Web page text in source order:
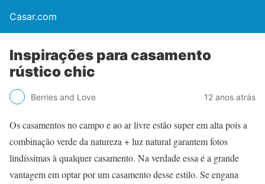
Casar.com
Inspirações para casamento
rústico chic
Berries and Love 12 anos atrás
Os casamentos no campo e ao ar livre estão super em alta pois a
combinação verde da natureza + luz natural garantem fotos
lindíssimas à qualquer casamento. Na verdade essa é a grande
vantagem em optar por um casamento desse estilo. Se engana